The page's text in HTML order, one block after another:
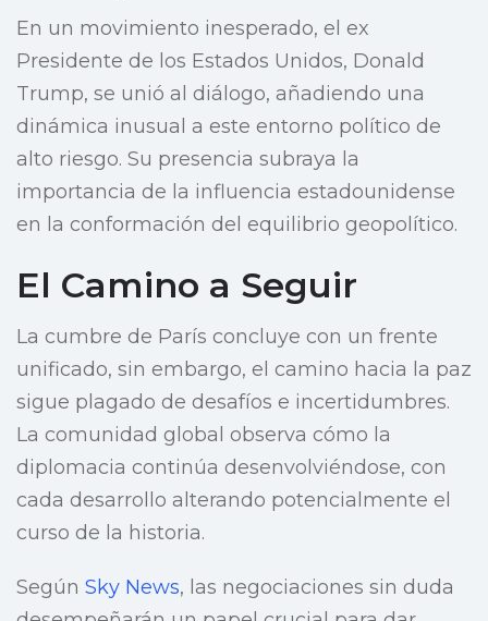
En un movimiento inesperado, el ex
Presidente de los Estados Unidos, Donald
Trump, se unió al diálogo, añadiendo una
dinámica inusual a este entorno político de
alto riesgo. Su presencia subraya la
importancia de la influencia estadounidense
en la conformación del equilibrio geopolítico.
El Camino a Seguir
La cumbre de París concluye con un frente
unificado, sin embargo, el camino hacia la paz
sigue plagado de desafíos e incertidumbres.
La comunidad global observa cómo la
diplomacia continúa desenvolviéndose, con
cada desarrollo alterando potencialmente el
curso de la historia.
Según Sky News, las negociaciones sin duda